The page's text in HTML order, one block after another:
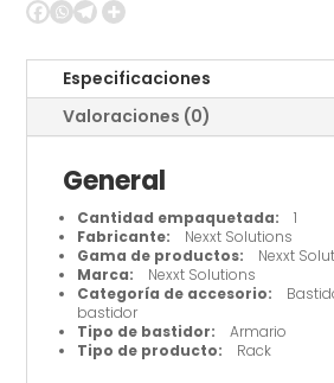
el
cantidadEspecificaciones
Valoraciones (0)
General
Cantidad empaquetada: 1
Fabricante: Nexxt Solutions
Gama de productos: Nexxt
Marca: Nexxt Solutions
Categoría de accesorio:
bastidor
Tipo de bastidor: Armario
Tipo de producto: Rack